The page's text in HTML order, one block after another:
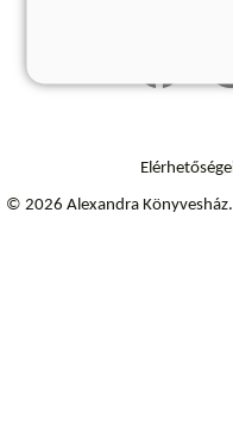
© 2026 Alexandra Könyvesház.